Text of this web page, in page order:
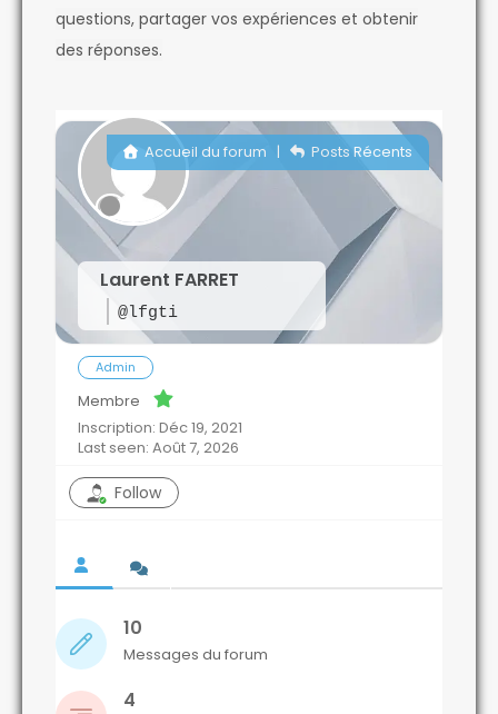
questions, partager vos expériences et obtenir
des réponses.
Laurent FARRET
@lfgti
Accueil du forum | Posts Récents
Admin
Membre
Inscription: Déc 19, 2021
Last seen: Août 7, 2026
Follow
10
Messages du forum
4